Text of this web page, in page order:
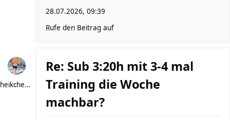
28.07.2026, 09:39
Rufe den Beitrag auf
heikchen007
Re: Sub 3:20h mit 3-4 mal
Training die Woche
machbar?